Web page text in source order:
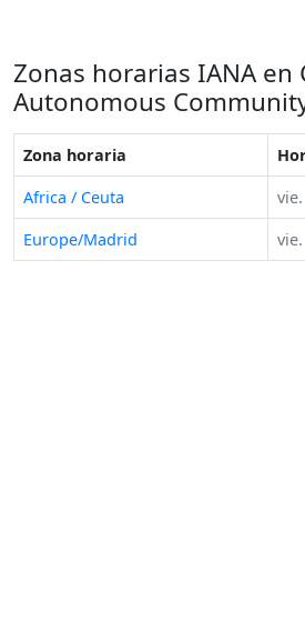
Zonas horarias IANA en
Autonomous
Zona horaria
Africa / Ceuta
vie.
Europe/Madrid
vie.